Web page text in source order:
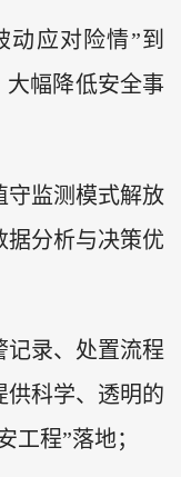
动应对险情”到
大幅降低安全事
守监测模式解放
据分析与决策优
记录、处置流程
供科学、透明的
工程”落地；